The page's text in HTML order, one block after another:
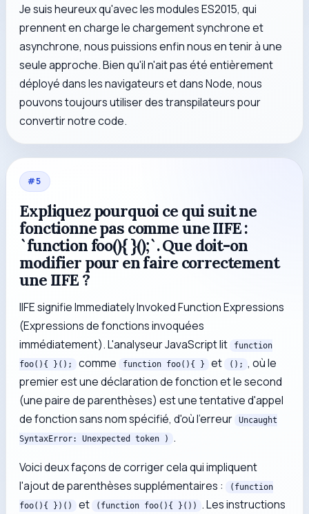
Je suis heureux qu'avec les modules ES2015, qui
prennent en charge le chargement synchrone et
asynchrone, nous puissions enfin nous en tenir à une
seule approche. Bien qu'il n'ait pas été entièrement
déployé dans les navigateurs et dans Node, nous
pouvons toujours utiliser des transpilateurs pour
convertir notre code.
#5
Expliquez pourquoi ce qui suit ne
fonctionne pas comme une IIFE :
`function foo(){ }();`. Que doit-on
modifier pour en faire correctement
une IIFE ?
IIFE signifie Immediately Invoked Function Expressions
(Expressions de fonctions invoquées
immédiatement). L'analyseur JavaScript lit
function
foo(){ }();
comme function foo(){ } et (); , où le
premier est unedéclaration de fonctionet le second
(une paire de parenthèses) est une tentative d'appel
de fonction sans nom spécifié, d'où l'erreur
Uncaught
SyntaxError: Unexpected token )
.
Voici deux façons de corriger cela qui impliquent
l'ajout de parenthèses supplémentaires :
(function
foo(){ })()
et (function foo(){ }())
. Les instructions